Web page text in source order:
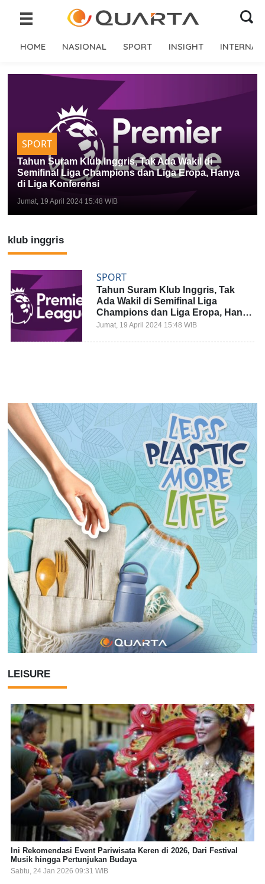
HOME NASIONAL SPORT INSIGHT
SPORT
Tahun Suram Klub Inggris, Tak Ada Wakil di
Semifinal Liga Champions dan Liga Eropa, Hanya
di Liga Konferensi
Jumat, 19 April 2024 15:48 WIB
LEISURE
Ini Rekomendasi Event Pariwisata Keren di 2026, Dari Festival
Musik hingga Pertunjukan Budaya
Sabtu, 24 Jan 2026 09:31 WIB
klub inggris
SPORT
Tahun Suram Klub Inggris, Tak
Ada Wakil di Semifinal Liga
Champions dan Liga Eropa, Hanya
di Liga Konferensi
Jumat, 19 April 2024 15:48 WIB